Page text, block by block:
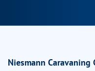
Niesmann Caravaning